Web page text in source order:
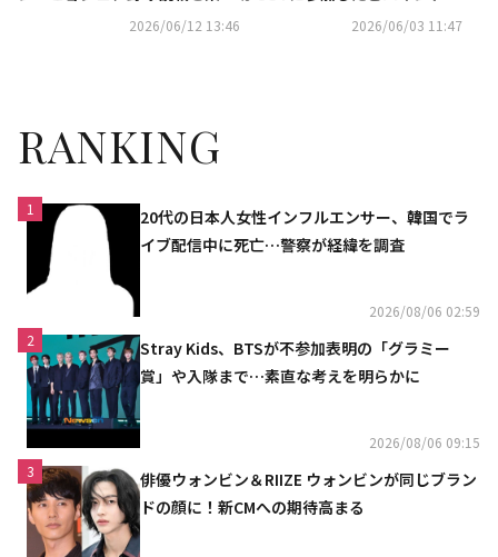
2026/06/12 13:46
かす「以前から歌わせてほしい
2026/06/03 11:47
RANKING
1
20代の日本人女性インフルエンサー、韓国でラ
イブ配信中に死亡…警察が経緯を調査
2026/08/06 02:59
2
Stray Kids、BTSが不参加表明の「グラミー
賞」や入隊まで…素直な考えを明らかに
2026/08/06 09:15
3
俳優ウォンビン＆RIIZE ウォンビンが同じブラン
ドの顔に！新CMへの期待高まる